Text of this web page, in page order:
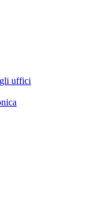
uffici